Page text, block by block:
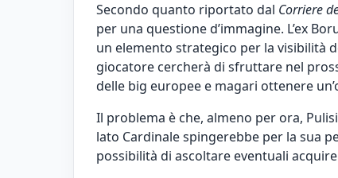
Secondo quanto riportato dal Corriere
per una questione d’immagine. L’ex
un elemento strategico per la visibilità
giocatore cercherà di sfruttare nel
delle big europee e magari ottenere
Il problema è che, almeno per ora,
lato Cardinale spingerebbe per la sua
possibilità di ascoltare eventuali